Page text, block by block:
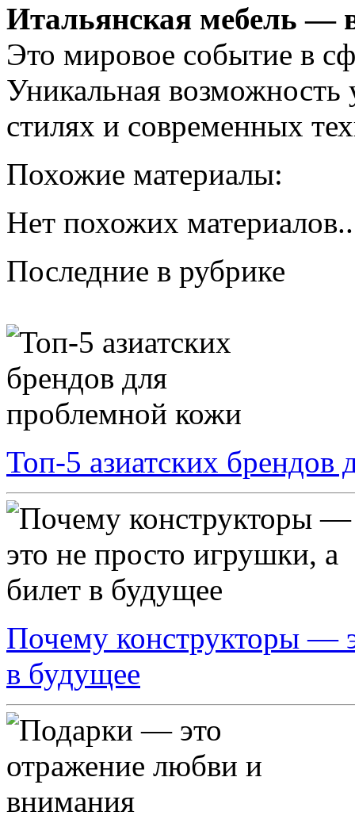
Итальянская мебель —
Это мировое событие в
Уникальная
стилях и современных
Похожие материалы:
Нет похожих
Последние в рубрике
Топ‑5 азиатских
Почему конструкторы —
в будущее